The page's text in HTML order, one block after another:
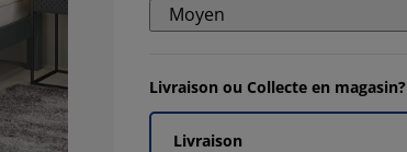
Moyen
Livraison ou Collecte en magasin?
Livraison